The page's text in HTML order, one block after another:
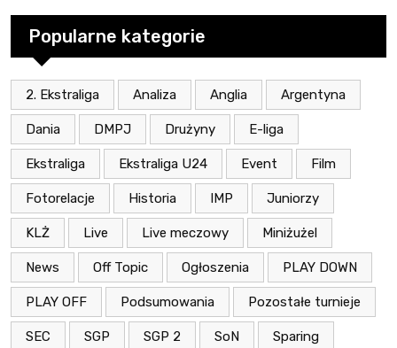
Popularne kategorie
2. Ekstraliga Analiza Anglia Argentyna
Dania DMPJ Drużyny E-liga
Ekstraliga Ekstraliga U24 Event Film
Fotorelacje Historia IMP Juniorzy
KLŻ Live Live meczowy Miniżużel
News Off Topic Ogłoszenia PLAY DOWN
PLAY OFF Podsumowania Pozostałe turnieje
SEC SGP SGP 2 SoN Sparing